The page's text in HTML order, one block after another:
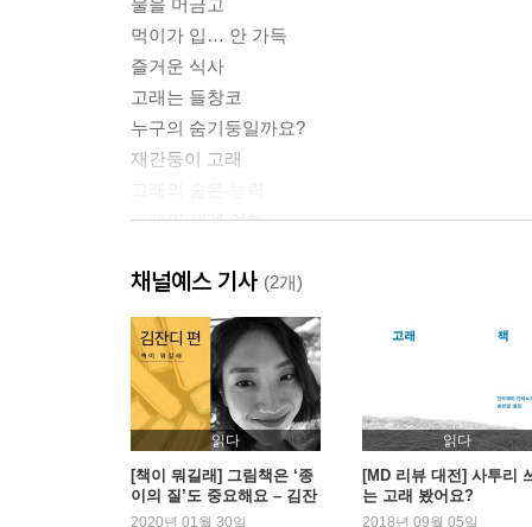
물을 머금고
먹이가 입… 안 가득
즐거운 식사
고래는 들창코
누구의 숨기둥일까요?
재간둥이 고래
고래의 세계 여행
덩치 큰 아기
작은 손님들
고래와 인간
다양한 고래의 특징
채널예스 기사 (2개)
읽다
[책이 뭐길래] 그림책은 ‘종
이의 질’도 중요해요 – 김잔
디 편
2020년 01월 30일
읽다
[MD 리뷰 대전] 사투리
는 고래 봤어요?
2018년 09월 05일